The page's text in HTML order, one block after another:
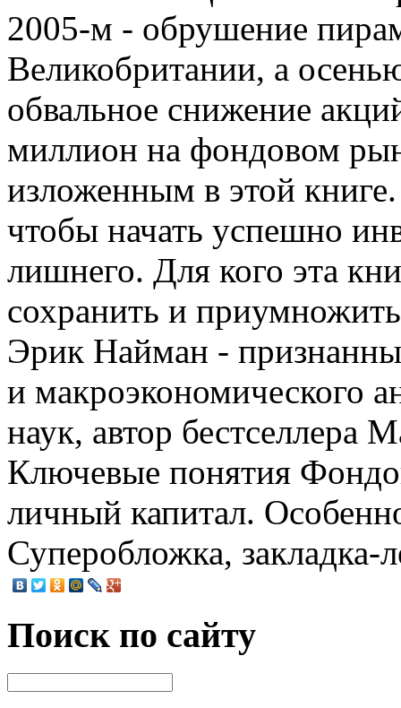
2005-м - обрушение
Великобритании, а
обвальное снижение
миллион на фондовом
изложенным в этой
чтобы начать успешно
лишнего. Для кого эта
сохранить и
Эрик Найман -
и макроэкономического
наук, автор бестселлера
Ключевые понятия
личный капитал.
Суперобложка, закладка-
Поиск по сайту